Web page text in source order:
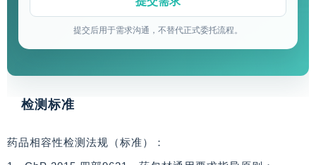
提交后用于需求沟通，不替代正式委托流程。
检测标准
药品相容性检测法规（标准）：